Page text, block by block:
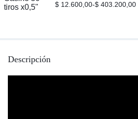
$ 12.600,00-$ 403.200,00
Descripción